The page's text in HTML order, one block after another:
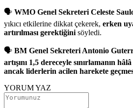
🗣 WMO Genel Sekreteri Celeste
yıkıcı etkilerine dikkat çekerek, erken
artırılması gerektiğini söyledi.
🗣 BM Genel Sekreteri Antonio
artışını 1,5 dereceyle sınırlamanın
ancak liderlerin acilen harekete
YORUM YAZ